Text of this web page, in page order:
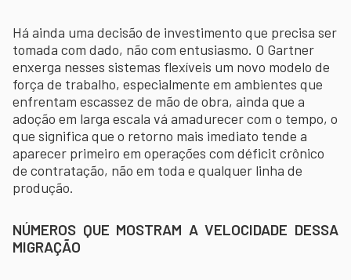
Há ainda uma decisão de investimento que precisa ser
tomada com dado, não com entusiasmo. O Gartner
enxerga nesses sistemas flexíveis um novo modelo de
força de trabalho, especialmente em ambientes que
enfrentam escassez de mão de obra, ainda que a
adoção em larga escala vá amadurecer com o tempo, o
que significa que o retorno mais imediato tende a
aparecer primeiro em operações com déficit crônico
de contratação, não em toda e qualquer linha de
produção.
NÚMEROS QUE MOSTRAM A VELOCIDADE DESSA
MIGRAÇÃO